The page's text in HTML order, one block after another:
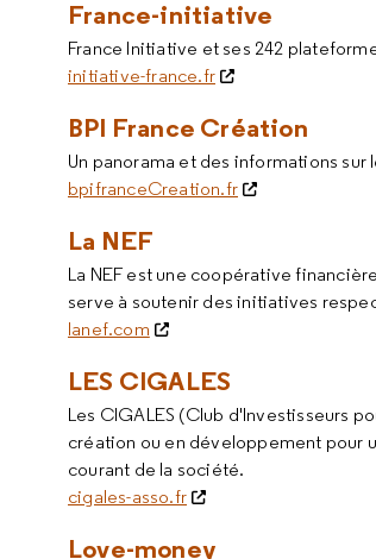
France-initiative
France Initiative et ses 242
initiative-france.fr
BPI France Création
Un panorama et des informations
bpifranceCreation.fr
La NEF
La NEF est une coopérative
serve à soutenir des initiatives
lanef.com
LES CIGALES
Les CIGALES (Club d'Investisseurs
création ou en développement pour
courant de la société.
cigales-asso.fr
Love-money